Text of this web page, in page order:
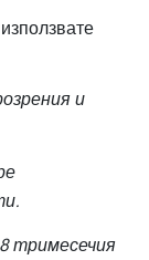
и
тримесечия